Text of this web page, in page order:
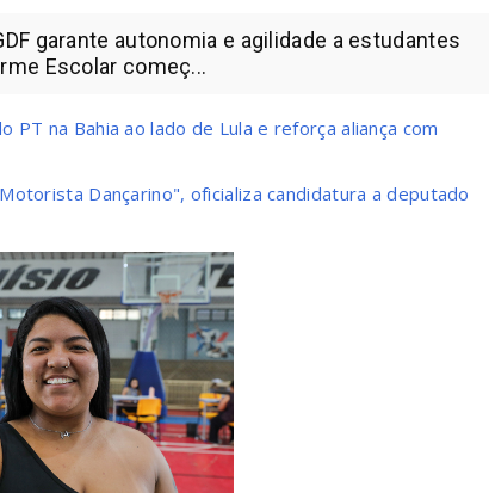
garante autonomia e agilidade a estudantes
Escolar começ...
PT na Bahia ao lado de Lula e reforça aliança com
Dançarino", oficializa candidatura a deputado